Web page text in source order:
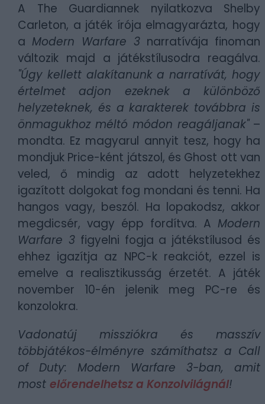
A The Guardiannek nyilatkozva Shelby
Carleton, a játék írója elmagyarázta, hogy
a Modern Warfare 3 narratívája finoman
változik majd a játékstílusodra reagálva.
"Úgy kellett alakítanunk a narratívát, hogy
értelmet adjon ezeknek a különböző
helyzeteknek, és a karakterek továbbra is
önmagukhoz méltó módon reagáljanak"–
mondta. Ez magyarul annyit tesz, hogy ha
mondjuk Price-ként játszol, és Ghost ott van
veled, ő mindig az adott helyzetekhez
igazított dolgokat fog mondani és tenni. Ha
hangos vagy, beszól. Ha lopakodsz, akkor
megdicsér, vagy épp fordítva. A Modern
Warfare 3figyelni fogja a játékstílusod és
ehhez igazítja az NPC-k reakciót, ezzel is
emelve a realisztikusság érzetét. A játék
november 10-én jelenik meg PC-re és
konzolokra.
Vadonatúj missziókra és masszív
többjátékos-élményre számíthatsz a Call
of Duty: Modern Warfare 3-ban, amit
most előrendelhetsz a Konzolvilágnál!